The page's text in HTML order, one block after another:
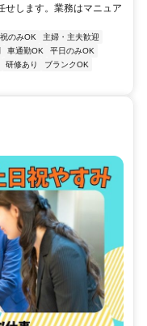
せします。業務はマニュア
のみOK
主婦・主夫歓迎
車通勤OK
平日のみOK
研修あり
ブランクOK